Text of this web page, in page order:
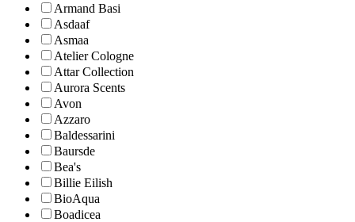
Armand Basi
Asdaaf
Asmaa
Atelier Cologne
Attar Collection
Aurora Scents
Avon
Azzaro
Baldessarini
Baursde
Bea's
Billie Eilish
BioAqua
Boadicea